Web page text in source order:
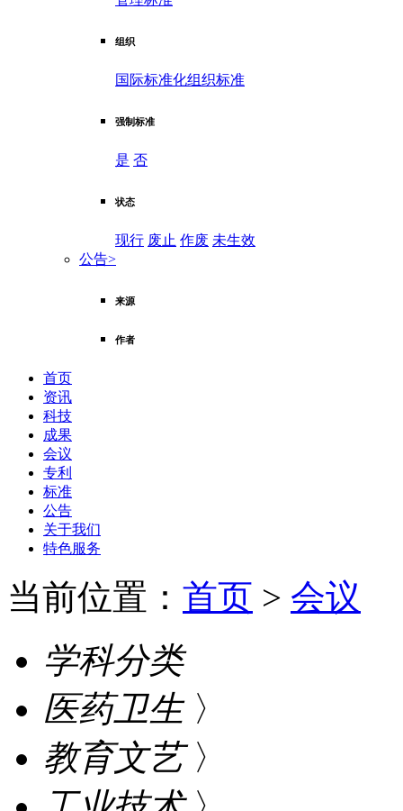
组织
国际标准化组织标准
强制标准
是 否
状态
现行 废止 作废 未生效
公告>
来源
作者
首页
资讯
科技
成果
会议
专利
标准
公告
关于我们
特色服务
当前位置： 首页 > 会议
学科分类
医药卫生 〉
教育文艺 〉